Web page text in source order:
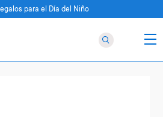
para el Día del Niño